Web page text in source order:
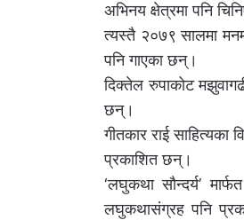
अभिनय क्षेत्रमा पनि
त्यस्तै २०७९ सालमा
पनि गाएका छन्।
दिक्तेल रुपाकोट
छन्।
गीतकार राई
प्रकाशित छन्।
‘लघुकथा सौन्दर्य’
लघुकथासंग्रह पनि